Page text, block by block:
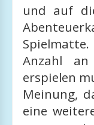
und auf
Anzahl
erspielen
Meinung,
eine